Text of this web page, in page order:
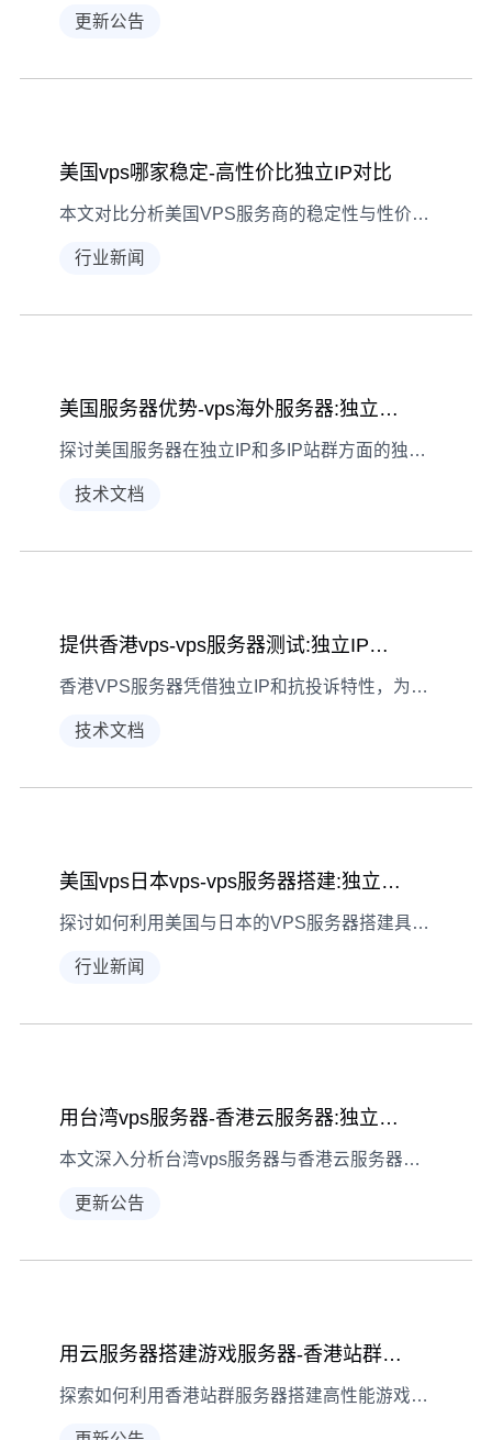
更新公告
美国vps哪家稳定-高性价比独立IP对比
本文对比分析美国VPS服务商的稳定性与性价比，重点考察独立IP、网络质量等核心指标。
行业新闻
美国服务器优势-vps海外服务器:独立IP多IP站群
探讨美国服务器在独立IP和多IP站群方面的独特优势，助力企业海外业务拓展
技术文档
提供香港vps-vps服务器测试:独立IP抗投诉方案
香港VPS服务器凭借独立IP和抗投诉特性，为跨境电商和内容平台提供稳定可靠的解决方案
技术文档
美国vps日本vps-vps服务器搭建:独立IP内容无限制
探讨如何利用美国与日本的VPS服务器搭建具备独立IP且内容无限制的在线业务平台
行业新闻
用台湾vps服务器-香港云服务器:独立IP29元起解析
本文深入分析台湾vps服务器与香港云服务器的区别，重点介绍独立IP29元起的香港云服务器优势
更新公告
用云服务器搭建游戏服务器-香港站群服务器价格:独立IP29元起
探索如何利用香港站群服务器搭建高性能游戏服务器，独立IP低至29元起，享受低延迟游戏体验